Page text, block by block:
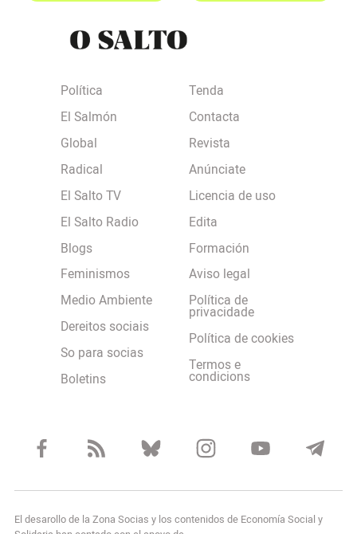
Política
El Salmón
Global
Radical
El Salto TV
El Salto Radio
Blogs
Feminismos
Medio Ambiente
Dereitos sociais
So para socias
Boletins
Tenda
Contacta
Revista
Anúnciate
Licencia de uso
Edita
Formación
Aviso legal
Política de
privacidade
Política de cookies
Termos e
condicions
El desarollo de la Zona Socias y los contenidos de Economía Social y